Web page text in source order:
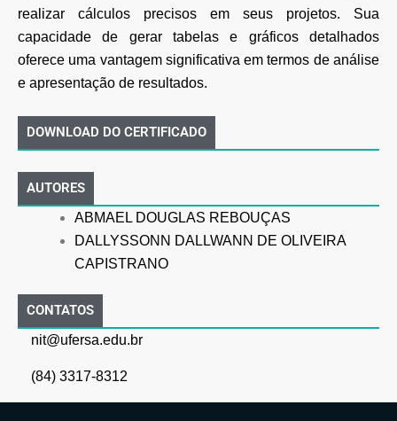
realizar cálculos precisos em seus projetos. Sua
capacidade de gerar tabelas e gráficos detalhados
oferece uma vantagem significativa em termos de análise
e apresentação de resultados.
DOWNLOAD DO CERTIFICADO
AUTORES
ABMAEL DOUGLAS REBOUÇAS
DALLYSSONN DALLWANN DE OLIVEIRA
CAPISTRANO
CONTATOS
nit@ufersa.edu.br
(84) 3317-8312